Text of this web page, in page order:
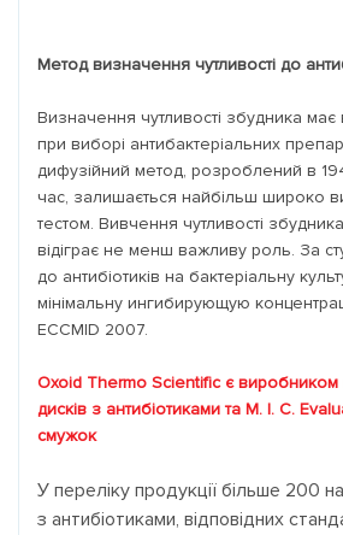
Метод визначення чутливості до
Визначення чутливості збудника
при виборі антибактеріальних
дифузійний метод, розроблений в
час, залишається найбільш широко
тестом. Вивчення чутливості
відіграє не менш важливу роль. За
до антибіотиків на бактеріальну
мінімальну ингибирующую
ECCMID 2007.
Oxoid Thermo Scientific є виробником
дисків з антибіотиками та M. I. C.
смужок
У переліку продукції більше 200
з антибіотиками, відповідних